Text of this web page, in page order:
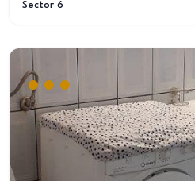
Sector 6